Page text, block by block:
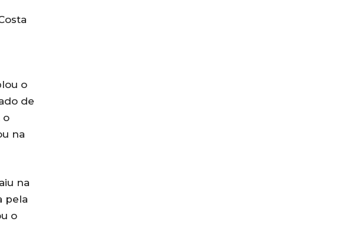
o
de
o
na
na
pela
o